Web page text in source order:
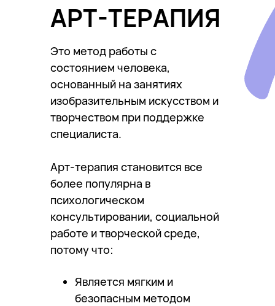
Это метод работы с
состоянием человека,
основанный на занятиях
изобразительным искусством и
творчеством при поддержке
специалиста.
Арт-терапия становится все
более популярна в
психологическом
консультировании, социальной
работе и творческой среде,
потому что:
Является мягким и
безопасным методом
АРТ-ТЕРАПИЯ